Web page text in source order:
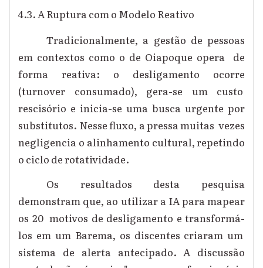
4.3. A Ruptura com o Modelo Reativo
Tradicionalmente, a gestão de pessoas
em contextos como o de Oiapoque opera de
forma reativa: o desligamento ocorre
(turnover consumado), gera-se um custo
rescisório e inicia-se uma busca urgente por
substitutos. Nesse fluxo, a pressa muitas vezes
negligencia o alinhamento cultural, repetindo
o ciclo de rotatividade.
Os resultados desta pesquisa
demonstram que, ao utilizar a IA para mapear
os 20 motivos de desligamento e transformá-
los em um Barema, os discentes criaram um
sistema de alerta antecipado. A discussão